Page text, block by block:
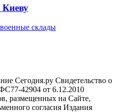
военные склады
Сегодня.ру Свидетельство о
42904 от 6.12.2010
размещенных на Сайте,
согласия Издания